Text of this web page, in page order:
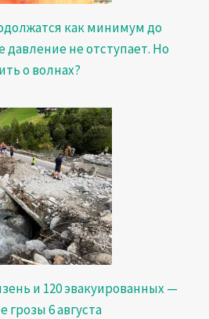
как минимум до
давление не отступает. Но
о волнах?
и 120 эвакуированных —
6 августа